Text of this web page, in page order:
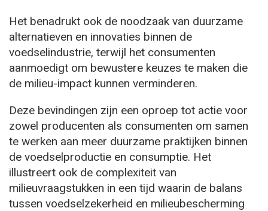
Het benadrukt ook de noodzaak van duurzame
alternatieven en innovaties binnen de
voedselindustrie, terwijl het consumenten
aanmoedigt om bewustere keuzes te maken die
de milieu-impact kunnen verminderen.
Deze bevindingen zijn een oproep tot actie voor
zowel producenten als consumenten om samen
te werken aan meer duurzame praktijken binnen
de voedselproductie en consumptie. Het
illustreert ook de complexiteit van
milieuvraagstukken in een tijd waarin de balans
tussen voedselzekerheid en milieubescherming